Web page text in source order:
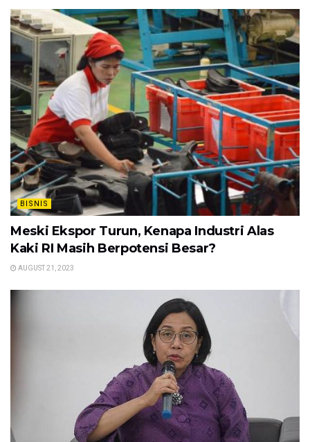
BISNIS
Meski Ekspor Turun, Kenapa Industri Alas
Kaki RI Masih Berpotensi Besar?
AUGUST 21, 2023